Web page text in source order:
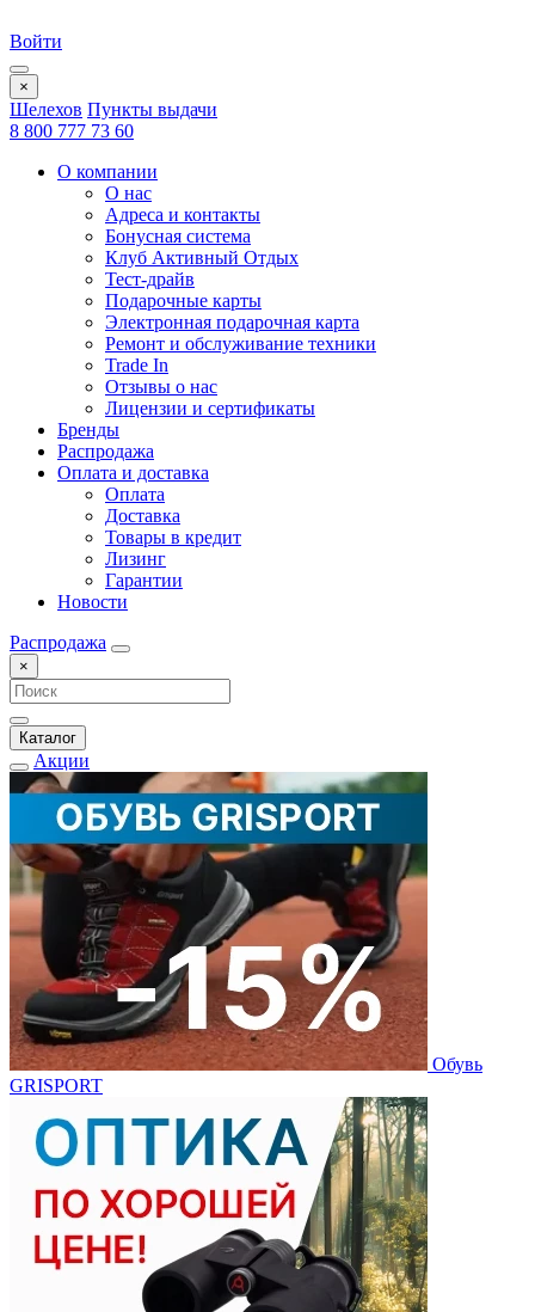
Войти
×
Шелехов Пункты выдачи
8 800 777 73 60
О компании
О нас
Адреса и контакты
Бонусная система
Клуб Активный Отдых
Тест-драйв
Подарочные карты
Электронная подарочная карта
Ремонт и обслуживание техники
Trade In
Отзывы о нас
Лицензии и сертификаты
Бренды
Распродажа
Оплата и доставка
Оплата
Доставка
Товары в кредит
Лизинг
Гарантии
Новости
Распродажа
×
Каталог
Акции
Обувь
GRISPORT